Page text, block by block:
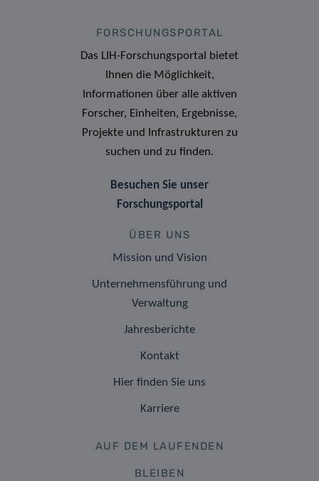
FORSCHUNGSPORTAL
Das LIH-Forschungsportal bietet
Ihnen die Möglichkeit,
Informationen über alle aktiven
Forscher, Einheiten, Ergebnisse,
Projekte und Infrastrukturen zu
suchen und zu finden.
Besuchen Sie unser
Forschungsportal
ÜBER UNS
Mission und Vision
Unternehmensführung und
Verwaltung
Jahresberichte
Kontakt
Hier finden Sie uns
Karriere
AUF DEM LAUFENDEN
BLEIBEN